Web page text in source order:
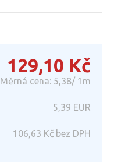
129,10 Kč
Měrná cena: 5,38/ 1m
5,39 EUR
106,63 Kč bez DPH